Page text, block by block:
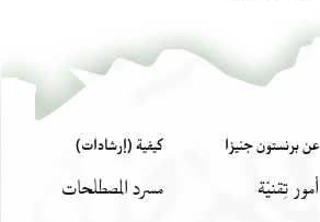
عن برنستون جنيزا
أمور تِقنيّة
كيفية (إرشادات)
مسرد المصطلحات